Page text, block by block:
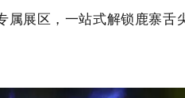
属展区，一站式解锁鹿寨舌